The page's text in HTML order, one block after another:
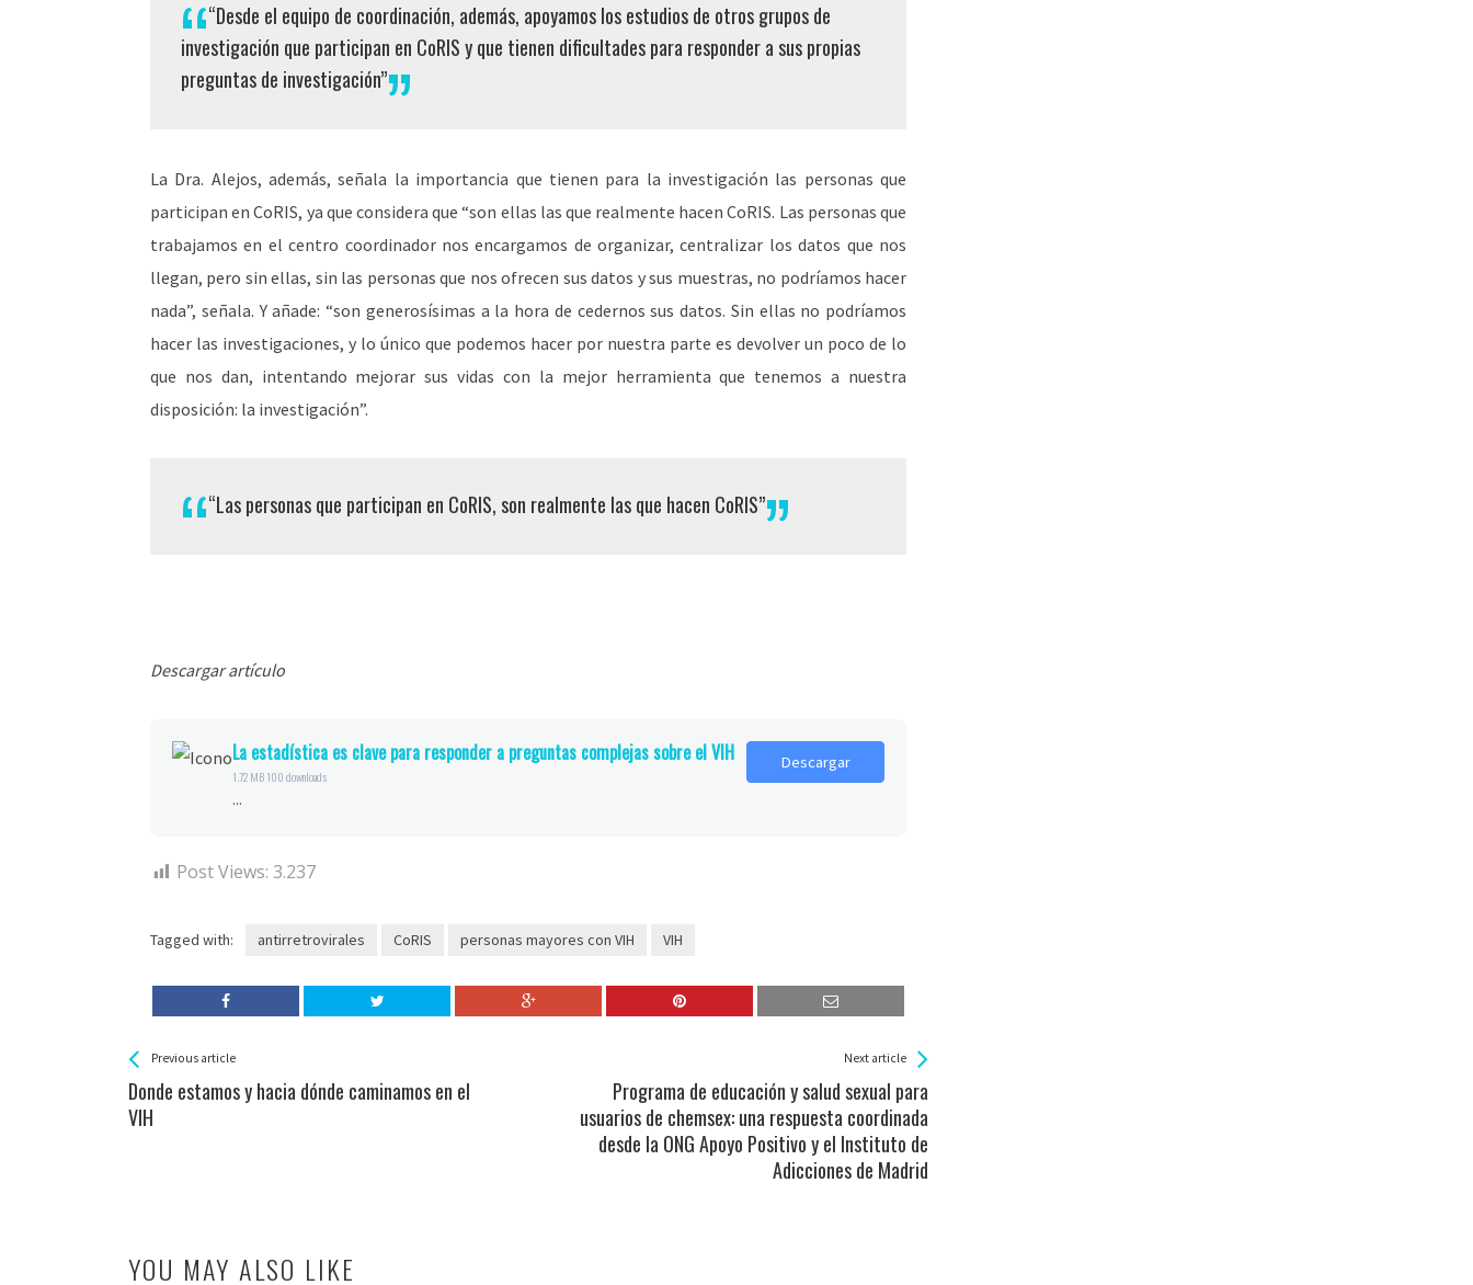
“Desde el equipo de coordinación, además, apoyamos los estudios de otros grupos de
investigación que participan en CoRIS y que tienen dificultades para responder a sus propias
preguntas de investigación”
La Dra. Alejos, además, señala la importancia que tienen para la investigación las personas que
participan en CoRIS, ya que considera que “son ellas las que realmente hacen CoRIS. Las personas que
trabajamos en el centro coordinador nos encargamos de organizar, centralizar los datos que nos
llegan, pero sin ellas, sin las personas que nos ofrecen sus datos y sus muestras, no podríamos hacer
nada”, señala. Y añade: “son generosísimas a la hora de cedernos sus datos. Sin ellas no podríamos
hacer las investigaciones, y lo único que podemos hacer por nuestra parte es devolver un poco de lo
que nos dan, intentando mejorar sus vidas con la mejor herramienta que tenemos a nuestra
disposición: la investigación”.
“Las personas que participan en CoRIS, son realmente las que hacen CoRIS”
Descargar artículo
La estadística es clave para responder a preguntas complejas sobre el VIH
1.72 MB100 downloads
...
Descargar
Post Views: 3.237
Tagged with: antirretrovirales CoRIS personas mayores con VIH VIH
See more
Previous article
Donde estamos y hacia dónde caminamos en el
VIH
Back
All
Entries
Next article
Programa de educación y salud sexual para
usuarios de chemsex: una respuesta coordinada
desde la ONG Apoyo Positivo y el Instituto de
Adicciones de Madrid
YOU MAY ALSO LIKE